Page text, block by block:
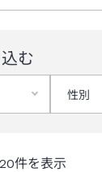
む
性別
20件を表示